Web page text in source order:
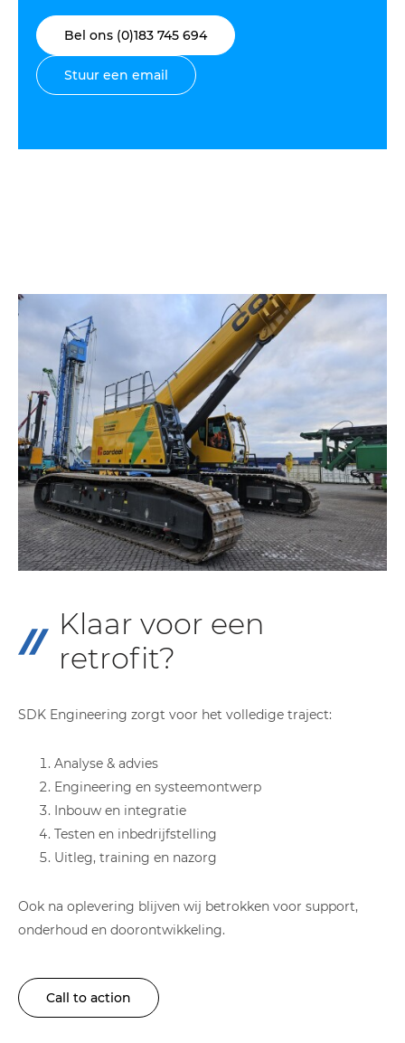
Bel ons (0)183 745 694
Stuur een email
Klaar voor een
retrofit?
SDK Engineering zorgt voor het volledige traject:
Analyse & advies
Engineering en systeemontwerp
Inbouw en integratie
Testen en inbedrijfstelling
Uitleg, training en nazorg
Ook na oplevering blijven wij betrokken voor support,
onderhoud en doorontwikkeling.
Call to action